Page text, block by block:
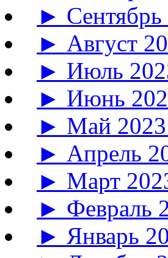
►
► Август
► Июль
► Июнь
► Май 2023
► Апрель
► Март
► Февраль
► Январь